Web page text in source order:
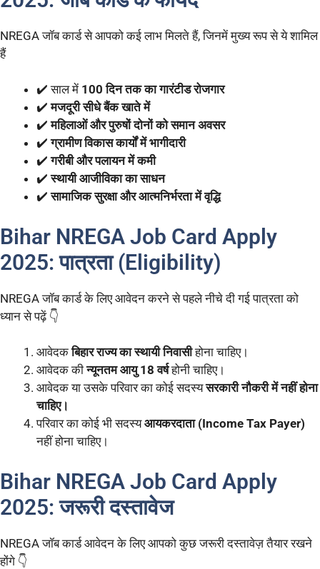
NREGA जॉब कार्ड से आपको कई लाभ मिलते हैं, जिनमें मुख्य रूप से ये शामिल
हैं
✔️ साल में 100 दिन तक का गारंटीड रोजगार
✔️मजदूरी सीधे बैंक खाते में
✔️महिलाओं और पुरुषों दोनों को समान अवसर
✔️ग्रामीण विकास कार्यों में भागीदारी
✔️गरीबी और पलायन में कमी
✔️स्थायी आजीविका का साधन
✔️सामाजिक सुरक्षा और आत्मनिर्भरता में वृद्धि
Bihar NREGA Job Card Apply
2025: पात्रता (Eligibility)
NREGA जॉब कार्ड के लिए आवेदन करने से पहले नीचे दी गई पात्रता को
ध्यान से पढ़ें 👇
आवेदकबिहार राज्य का स्थायी निवासीहोना चाहिए।
आवेदक कीन्यूनतम आयु 18 वर्षहोनी चाहिए।
आवेदक या उसके परिवार का कोई सदस्यसरकारी नौकरी में नहीं होना
चाहिए।
परिवार का कोई भी सदस्यआयकरदाता (Income Tax Payer)
नहीं होना चाहिए।
Bihar NREGA Job Card Apply
2025: जरूरी दस्तावेज
NREGA जॉब कार्ड आवेदन के लिए आपको कुछ जरूरी दस्तावेज़ तैयार रखने
होंगे 👇